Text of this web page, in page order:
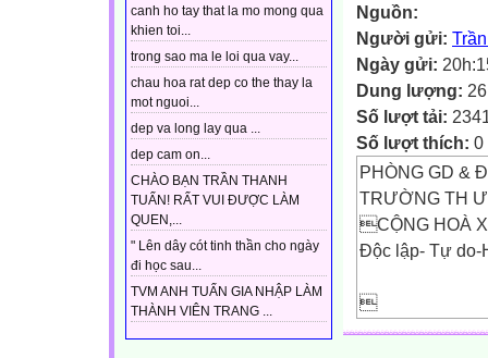
canh ho tay that la mo mong qua
khien toi...
trong sao ma le loi qua vay...
chau hoa rat dep co the thay la
mot nguoi...
dep va long lay qua ...
dep cam on...
CHÀO BẠN TRẦN THANH
TUẤN! RẤT VUI ĐƯỢC LÀM
QUEN,...
" Lên dây cót tinh thần cho ngày
đi học sau...
TVM ANH TUẤN GIA NHẬP LÀM
THÀNH VIÊN TRANG ...
Nguồn:
Người gửi:
Ngày gửi:
Dung lượng:
Số lượt tải:
Số lượt thích: 0
PHÒNG GD &
TRƯỜNG TH
CỘNG HOÀ
Độc lập- Tự do-

